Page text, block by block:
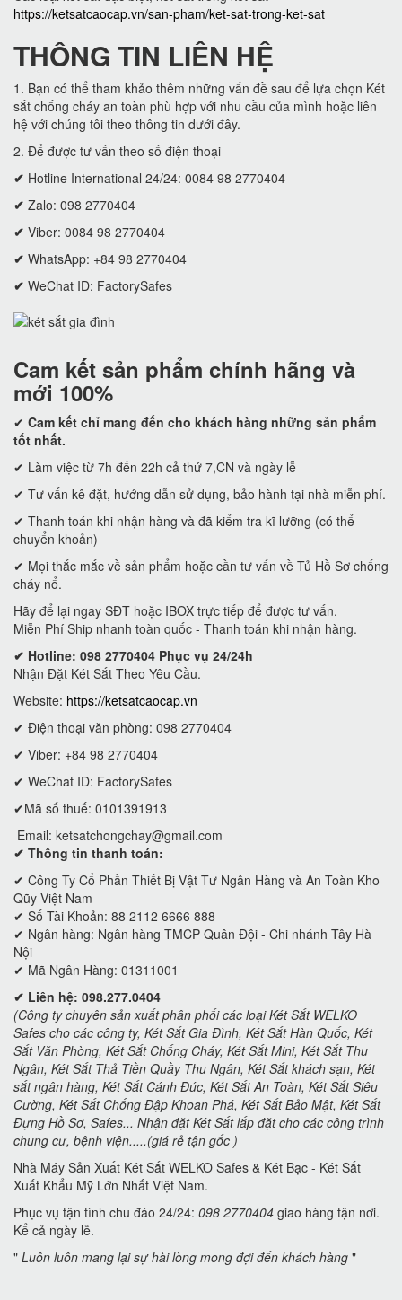
https://ketsatcaocap.vn/san-pham/ket-sat-trong-ket-sat
THÔNG TIN LIÊN HỆ
1. Bạn có thể tham khảo thêm những vấn đề sau để lựa chọn Két
sắt chống cháy an toàn phù hợp với nhu cầu của mình hoặc liên
hệ với chúng tôi theo thông tin dưới đây.
2. Để được tư vấn theo số điện thoại
✔ Hotline International 24/24: 0084 98 2770404
✔ Zalo: 098 2770404
✔ Viber: 0084 98 2770404
✔ WhatsApp: +84 98 2770404
✔ WeChat ID: FactorySafes
Cam kết sản phẩm chính hãng và
mới 100%
✔ Cam kết chỉ mang đến cho khách hàng những sản phẩm
tốt nhất.
✔ Làm việc từ 7h đến 22h cả thứ 7,CN và ngày lễ
✔ Tư vấn kê đặt, hướng dẫn sử dụng, bảo hành tại nhà miễn phí.
✔ Thanh toán khi nhận hàng và đã kiểm tra kĩ lưỡng (có thể
chuyển khoản)
✔ Mọi thắc mắc về sản phẩm hoặc cần tư vấn về Tủ Hồ Sơ chống
cháy nổ.
Hãy để lại ngay SĐT hoặc IBOX trực tiếp để được tư vấn.
Miễn Phí Ship nhanh toàn quốc - Thanh toán khi nhận hàng.
✔ Hotline: 098 2770404 Phục vụ 24/24h
Nhận Đặt Két Sắt Theo Yêu Cầu.
Website: https://ketsatcaocap.vn
✔ Điện thoại văn phòng: 098 2770404
✔ Viber: +84 98 2770404
✔ WeChat ID: FactorySafes
✔Mã số thuế: 0101391913
Email: ketsatchongchay@gmail.com
✔ Thông tin thanh toán:
✔ Công Ty Cổ Phần Thiết Bị Vật Tư Ngân Hàng và An Toàn Kho
Qũy Việt Nam
✔ Số Tài Khoản: 88 2112 6666 888
✔ Ngân hàng: Ngân hàng TMCP Quân Đội - Chi nhánh Tây Hà
Nội
✔ Mã Ngân Hàng: 01311001
✔ Liên hệ: 098.277.0404
(Công ty chuyên sản xuất phân phối các loại Két Sắt WELKO
Safes cho các công ty, Két Sắt Gia Đình, Két Sắt Hàn Quốc, Két
Sắt Văn Phòng, Két Sắt Chống Cháy, Két Sắt Mini, Két Sắt Thu
Ngân, Két Sắt Thả Tiền Quầy Thu Ngân, Két Sắt khách sạn, Két
sắt ngân hàng, Két Sắt Cánh Đúc, Két Sắt An Toàn, Két Sắt Siêu
Cường, Két Sắt Chống Đập Khoan Phá, Két Sắt Bảo Mật, Két Sắt
Đựng Hồ Sơ, Safes... Nhận đặt Két Sắt lắp đặt cho các công trình
chung cư, bệnh viện.....(giá rẻ tận gốc )
Nhà Máy Sản Xuất Két Sắt WELKO Safes & Két Bạc - Két Sắt
Xuất Khẩu Mỹ Lớn Nhất Việt Nam.
Phục vụ tận tình chu đáo 24/24: 098 2770404 giao hàng tận nơi.
Kể cả ngày lễ.
" Luôn luôn mang lại sự hài lòng mong đợi đến khách hàng "